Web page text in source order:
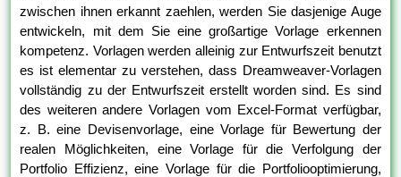
zwischen ihnen erkannt zaehlen, werden Sie dasjenige Auge
entwickeln, mit dem Sie eine großartige Vorlage erkennen
kompetenz. Vorlagen werden alleinig zur Entwurfszeit benutzt
es ist elementar zu verstehen, dass Dreamweaver-Vorlagen
vollständig zu der Entwurfszeit erstellt worden sind. Es sind
des weiteren andere Vorlagen vom Excel-Format verfügbar,
z. B. eine Devisenvorlage, eine Vorlage für Bewertung der
realen Möglichkeiten, eine Vorlage für die Verfolgung der
Portfolio Effizienz, eine Vorlage für die Portfoliooptimierung,